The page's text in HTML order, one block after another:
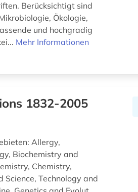
Berücksichtigt sind
Ökologie,
und hochgradig
Mehr Informationen
1832-2005
Allergy,
Biochemistry and
Chemistry,
Science, Technology and